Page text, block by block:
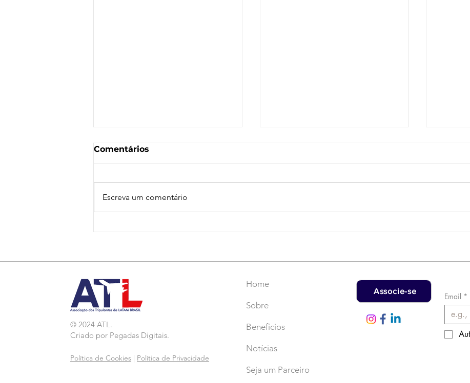
Comentários
Escreva um comentário
© 2024 ATL.
Criado por Pegadas Digitais.
Política de Cookies Política de Privacidade
Home
Sobre
Benefícios
Notícias
Seja um Parceiro
Associe-se
Email *